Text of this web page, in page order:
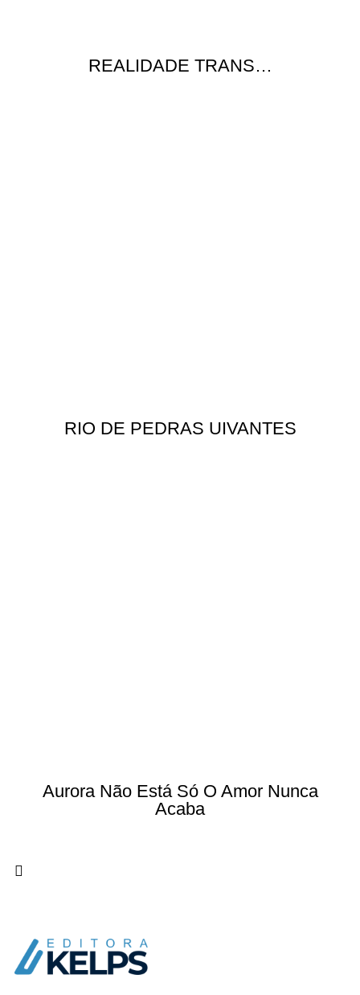
REALIDADE TRANS…
RIO DE PEDRAS UIVANTES
Aurora Não Está Só O Amor Nunca
Acaba